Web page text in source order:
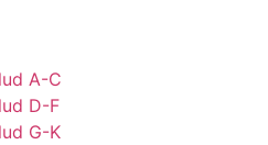
A-C
D-F
G-K